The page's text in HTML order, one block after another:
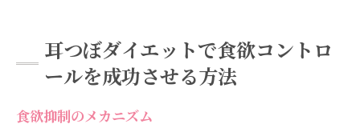
耳つぼダイエットで食欲コントロ
ールを成功させる方法
食欲抑制のメカニズム